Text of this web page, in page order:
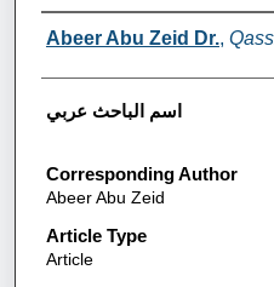
Authors
Abeer Abu Zeid Dr.,
اسم الباحث عربي
Corresponding Author
Abeer Abu Zeid
Article Type
Article